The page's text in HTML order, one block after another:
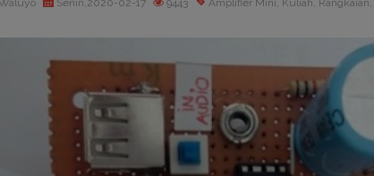
Senin,2020-02-17 9443 Amplifier Mini, Kuliah, Rangkaian,